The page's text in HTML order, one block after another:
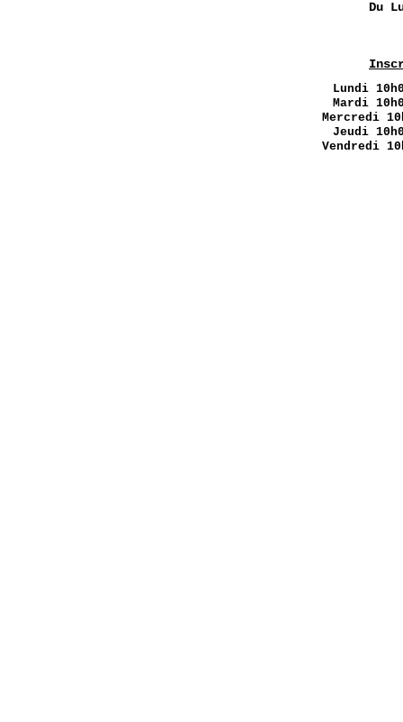
Du
Lundi
Mardi
Mercredi
Jeudi
Vendredi